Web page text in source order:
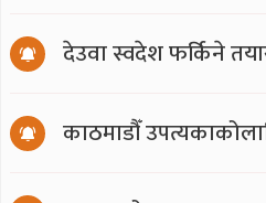
देउवा स्वदेश फर्किने
काठमाडौँ